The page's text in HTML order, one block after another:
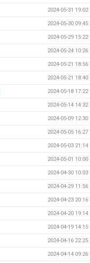
2024-05-31 19:02
2024-05-30 09:45
2024-05-29 15:22
2024-05-24 10:26
2024-05-21 18:56
2024-05-21 18:40
2024-05-18 17:22
2024-05-14 14:32
2024-05-09 12:30
2024-05-05 16:27
2024-05-03 21:14
2024-05-01 10:00
2024-04-30 10:03
2024-04-29 11:56
2024-04-23 20:16
2024-04-20 19:14
2024-04-19 14:15
2024-04-16 22:25
2024-04-14 09:26